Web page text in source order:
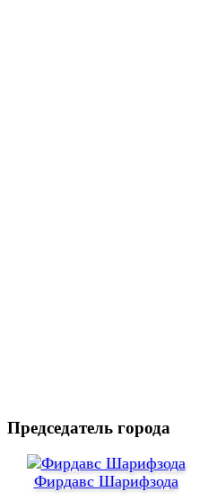
Председатель города
Фирдавс Шарифзода